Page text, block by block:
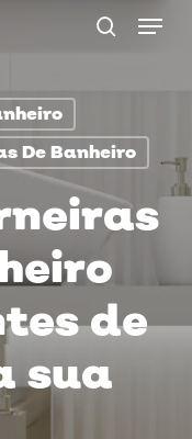
Menu
De Banheiro
de
sua